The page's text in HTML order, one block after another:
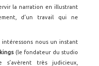
la narration en illustrant
d’un travail qui ne
intéressons nous un instant
(le fondateur du studio
très judicieux,